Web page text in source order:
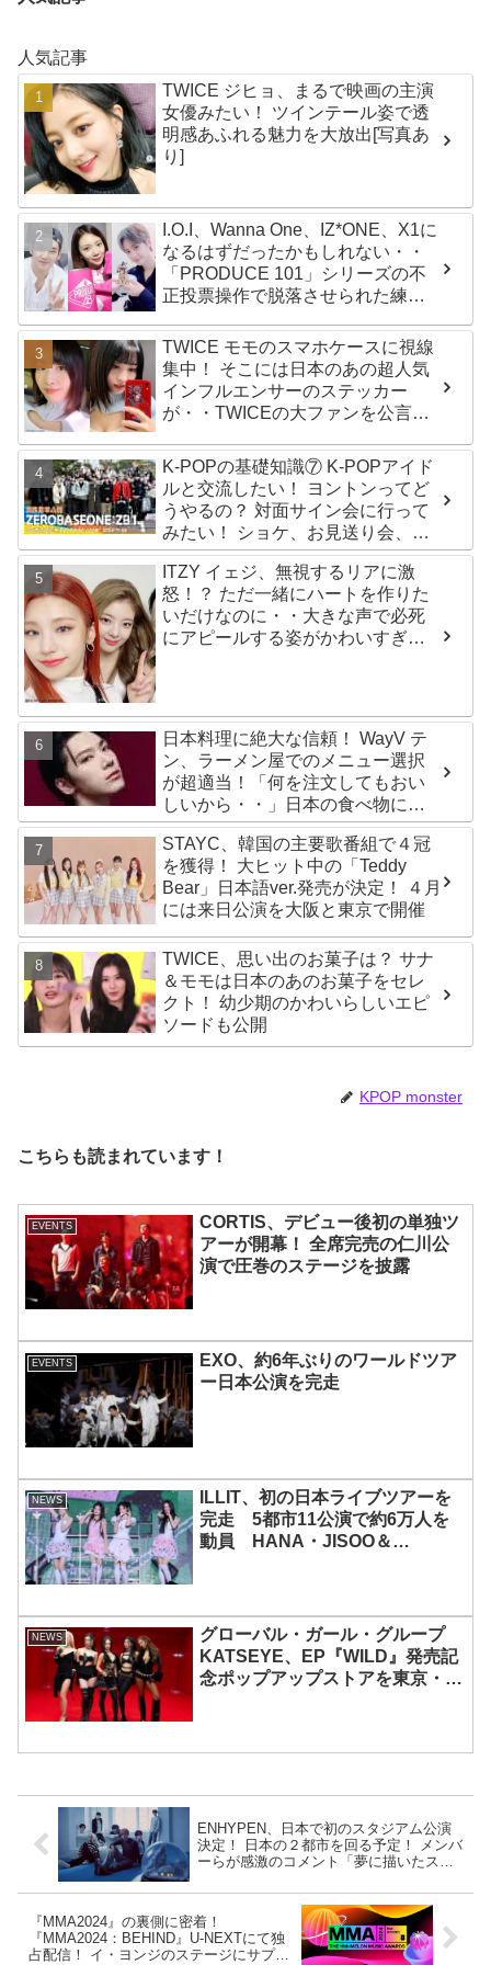
人気記事
TWICE ジヒョ、まるで映画の主演
女優みたい！ ツインテール姿で透
明感あふれる魅力を大放出[写真あ
り]
I.O.I、Wanna One、IZ*ONE、X1に
なるはずだったかもしれない・・
「PRODUCE 101」シリーズの不
正投票操作で脱落させられた練習
TWICE モモのスマホケースに視線
集中！ そこには日本のあの超人気
インフルエンサーのステッカー
が・・TWICEの大ファンを公言す
「成功したファン」だと話題沸騰
K-POPの基礎知識⑦ K-POPアイド
ルと交流したい！ ヨントンってど
うやるの？ 対面サイン会に行って
みたい！ ショケ、お見送り会、握
手会・・・リリースイベントあれ
これを紹介
ITZY イェジ、無視するリアに激
怒！？ ただ一緒にハートを作りた
いだけなのに・・大きな声で必死
にアピールする姿がかわいすぎる
日本料理に絶大な信頼！ WayV テ
ン、ラーメン屋でのメニュー選択
が超適当！「何を注文してもおい
しいから・・」日本の食べ物に関
する持論を明かす
STAYC、韓国の主要歌番組で４冠
を獲得！ 大ヒット中の「Teddy
Bear」日本語ver.発売が決定！ ４月
には来日公演を大阪と東京で開催
TWICE、思い出のお菓子は？ サナ
＆モモは日本のあのお菓子をセレ
クト！ 幼少期のかわいらしいエピ
ソードも公開
KPOP monster
こちらも読まれています！
EVENTS
CORTIS、デビュー後初の単独ツ
アーが開幕！ 全席完売の仁川公
演で圧巻のステージを披露
EVENTS
EXO、約6年ぶりのワールドツア
ー日本公演を完走
NEWS
ILLIT、初の日本ライブツアーを
完走 5都市11公演で約6万人を
動員 HANA・JISOO＆
NEWS
グローバル・ガール・グループ
KATSEYE、EP『WILD』発売記
念ポップアップストアを東京・原
ENHYPEN、日本で初のスタジアム公演
決定！ 日本の２都市を回る予定！ メンバ
ーらが感激のコメント「夢に描いたスタ
『MMA2024』の裏側に密着！
『MMA2024：BEHIND』U-NEXTにて独
占配信！ イ・ヨンジのステージにサプラ